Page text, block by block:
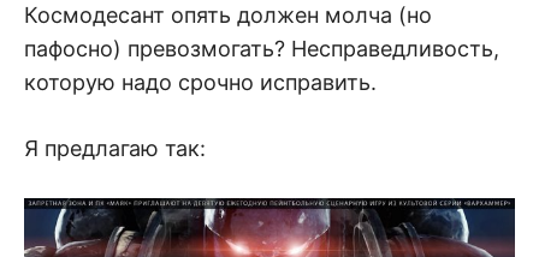
Космодесант опять должен молча (но
пафосно) превозмогать? Несправедливость,
которую надо срочно исправить.
Я предлагаю так: